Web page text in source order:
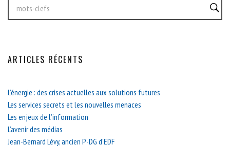
ARTICLES RÉCENTS
L’énergie : des crises actuelles aux solutions futures
Les services secrets et les nouvelles menaces
Les enjeux de l’information
L’avenir des médias
Jean-Bernard Lévy, ancien P-DG d’EDF